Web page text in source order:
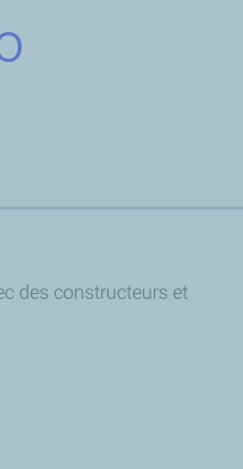
des constructeurs et